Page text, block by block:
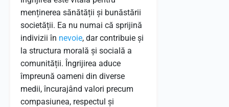
menținerea sănătății și bunăstării
societății. Ea nu numai că sprijină
indivizii în nevoie, dar contribuie și
la structura morală și socială a
comunității. Îngrijirea aduce
împreună oameni din diverse
medii, încurajând valori precum
compasiunea, respectul și